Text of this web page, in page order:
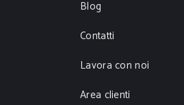
Blog
Contatti
Lavora con noi
Area clienti